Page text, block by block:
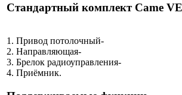
Стандартный комплект Came
1. Привод потолочный-
2. Направляющая-
3. Брелок радиоуправления-
4. Приёмник.